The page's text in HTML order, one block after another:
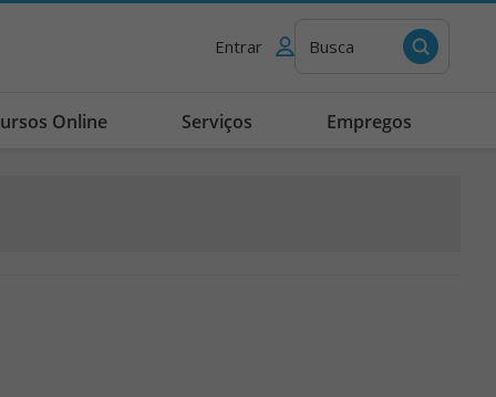
Entrar Busca
Online Serviços Empregos